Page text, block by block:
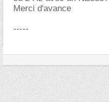
Merci d'avance
-----